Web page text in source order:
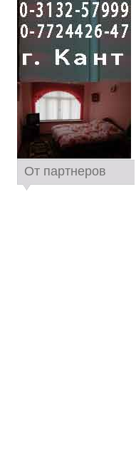
От партнеров